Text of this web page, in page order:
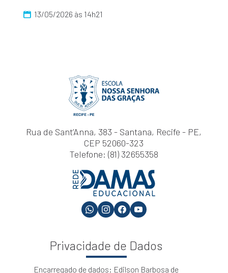
13/05/2026 às 14h21
Rua de Sant’Anna, 383 - Santana, Recife - PE,
CEP 52060-323
Telefone: (81) 32655358
Privacidade de Dados
Encarregado de dados: Edilson Barbosa de